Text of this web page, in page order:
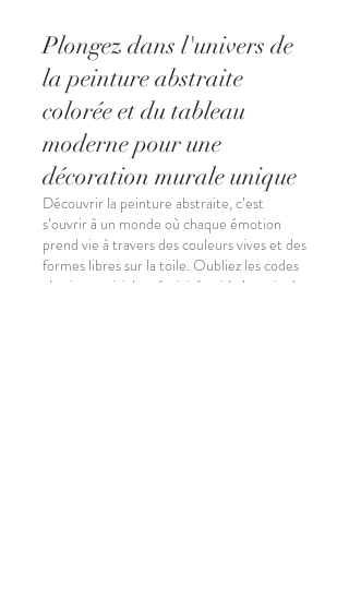
Plongez dans l'univers de
la peinture abstraite
colorée et du tableau
moderne pour une
décoration murale unique
Découvrir la peinture abstraite, c’est
s’ouvrir à un monde où chaque émotion
prend vie à travers des couleurs vives et des
formes libres sur la toile. Oubliez les codes
classiques : ici, la créativité guide la main de